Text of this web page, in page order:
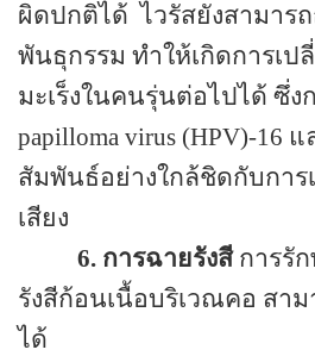
ผิดปกติได้ ไวรัสยังสามาร
พันธุกรรม ทำให้เกิดการเป
มะเร็งในคนรุ่นต่อไปได้ ซึ่ง
papilloma virus (HPV)-16 แ
สัมพันธ์อย่างใกล้ชิดกับการ
เสียง
6. การฉายรังสีการรัก
รังสีก้อนเนื้อบริเวณคอ สาม
ได้